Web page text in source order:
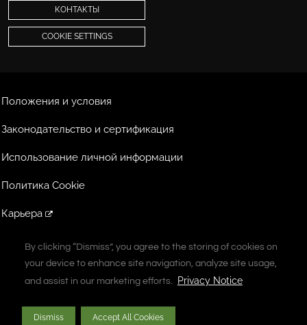
By clicking “Dismiss”, you agree to the storing of cookies on
your device to enhance site navigation, analyze site usage,
and assist in our marketing efforts.
Privacy Notice
Dismiss Accept All Cookies
By clicking “Dismiss”, you agree to the storing of cookies on
your device to enhance site navigation, analyze site usage,
and assist in our marketing efforts.
Privacy Notice
Dismiss Accept All Cookies
КОНТАКТЫ
COOKIE SETTINGS
Положения и условия
Законодательство и сертификация
Использование личной информации
Политика Cookie
Карьера
Экстранет
A Vontier Company
Copyright © 2026 Gilbarco Inc. Все права защищены.
Несанкционированное копирование запрещено.